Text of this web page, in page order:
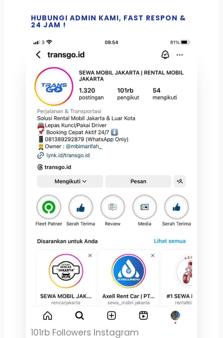
HUBUNGI ADMIN KAMI, FAST RESPON &
24 JAM !
101rb Followers Instagram